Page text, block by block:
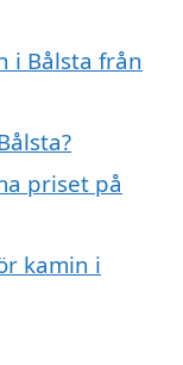
i Bålsta från
priset på
kamin i